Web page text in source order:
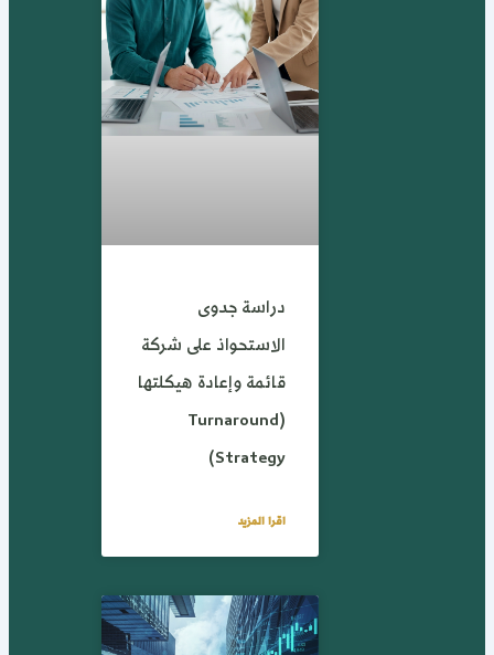
دراسة جدوى
الاستحواذ على شركة
قائمة وإعادة هيكلتها
(Turnaround
Strategy)
اقرا المزيد